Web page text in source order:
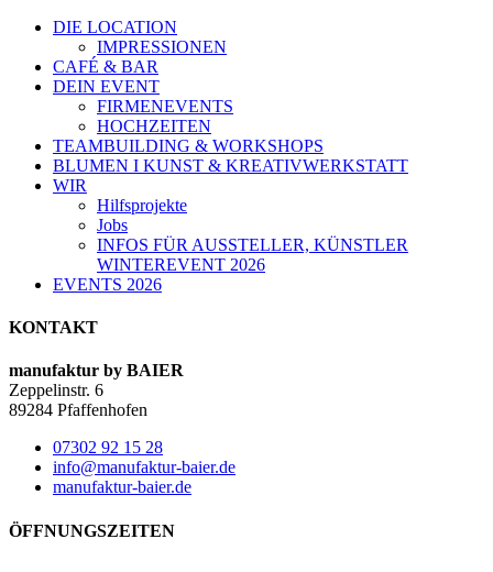
DIE LOCATION
IMPRESSIONEN
CAFÉ & BAR
DEIN EVENT
FIRMENEVENTS
HOCHZEITEN
TEAMBUILDING & WORKSHOPS
BLUMEN I KUNST & KREATIVWERKSTATT
WIR
Hilfsprojekte
Jobs
INFOS FÜR AUSSTELLER, KÜNSTLER
WINTEREVENT 2026
EVENTS 2026
KONTAKT
manufaktur by BAIER
Zeppelinstr. 6
89284 Pfaffenhofen
07302 92 15 28
info@manufaktur-baier.de
manufaktur-baier.de
ÖFFNUNGSZEITEN